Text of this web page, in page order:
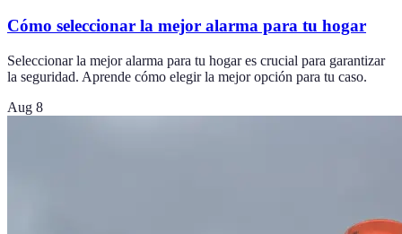
Cómo seleccionar la mejor alarma para tu hogar
Seleccionar la mejor alarma para tu hogar es crucial para garantizar
la seguridad. Aprende cómo elegir la mejor opción para tu caso.
Aug 8